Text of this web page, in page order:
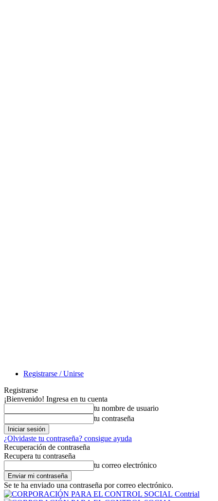
Registrarse / Unirse
Registrarse
¡Bienvenido! Ingresa en tu cuenta
tu nombre de usuario
tu contraseña
¿Olvidaste tu contraseña? consigue ayuda
Recuperación de contraseña
Recupera tu contraseña
tu correo electrónico
Se te ha enviado una contraseña por correo electrónico.
Contrial